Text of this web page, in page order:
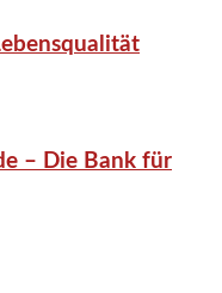
– Die Bank für